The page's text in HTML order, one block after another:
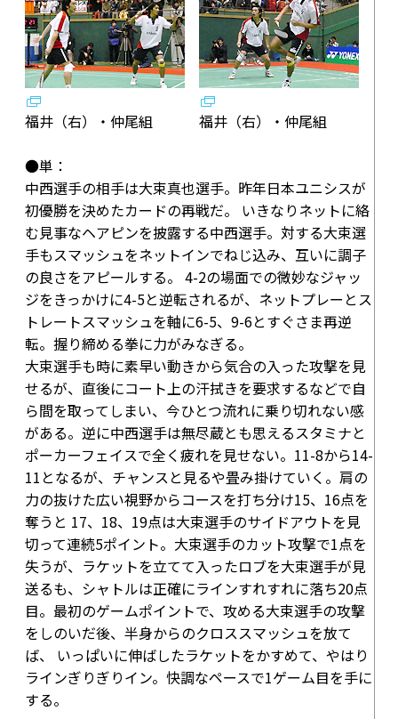
福井（右）・仲尾組 福井（右）・仲尾組
●単：
中西選手の相手は大束真也選手。昨年日本ユニシスが
初優勝を決めたカードの再戦だ。 いきなりネットに絡
む見事なヘアピンを披露する中西選手。対する大束選
手もスマッシュをネットインでねじ込み、互いに調子
の良さをアピールする。 4-2の場面での微妙なジャッ
ジをきっかけに4-5と逆転されるが、ネットプレーとス
トレートスマッシュを軸に6-5、 9-6とすぐさま再逆
転。握り締める拳に力がみなぎる。
大束選手も時に素早い動きから気合の入った攻撃を見
せるが、直後にコート上の汗拭きを要求するなどで自
ら間を取ってしまい、今ひとつ流れに乗り切れない感
がある。逆に中西選手は無尽蔵とも思えるスタミナと
ポーカーフェイスで全く疲れを見せない。 11-8から14-
11 となるが、チャンスと見るや畳み掛けていく。肩の
力の抜けた広い視野からコースを打ち分け15、 16点を
奪うと 17、 18、 19点は大束選手のサイドアウトを見
切って連続5ポイント。大束選手のカット攻撃で1点を
失うが、ラケットを立てて入ったロブを大束選手が見
送るも、シャトルは正確にラインすれすれに落ち20点
目。最初のゲームポイントで、攻める大束選手の攻撃
をしのいだ後、半身からのクロススマッシュを放て
ば、 いっぱいに伸ばしたラケットをかすめて、やはり
ラインぎりぎりイン。快調なペースで1ゲーム目を手に
する。